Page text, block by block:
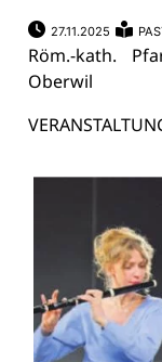
27.11.2025
Röm.-kath.
Oberwil